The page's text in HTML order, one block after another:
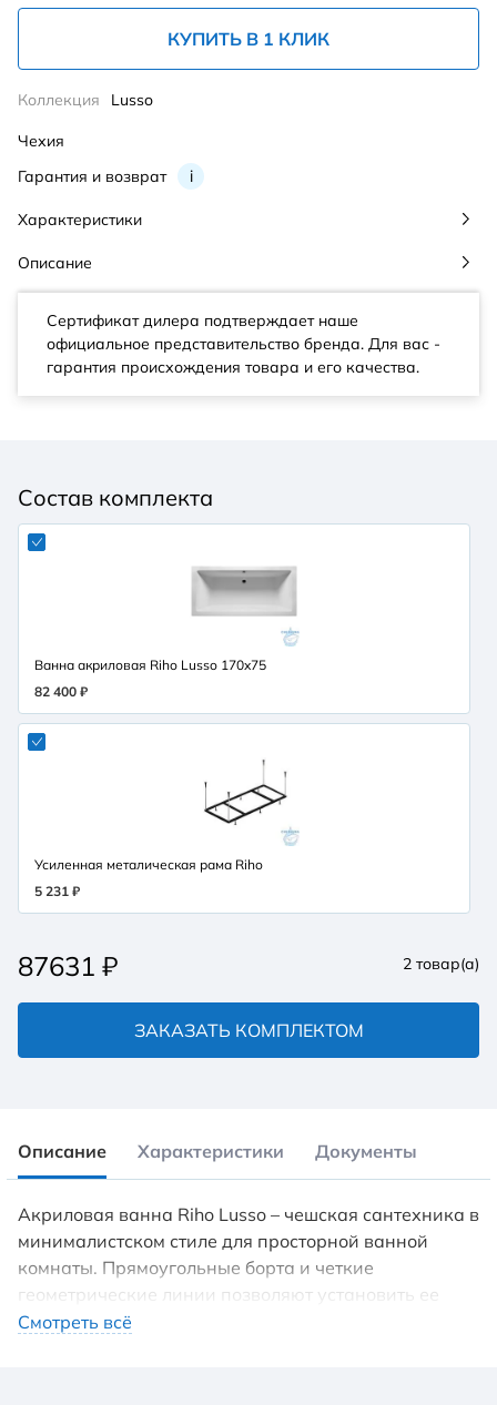
КУПИТЬ В 1 КЛИК
Гарантия и возврат i
Коллекция Lusso
Чехия
Характеристики
Описание
Сертификат дилера подтверждает наше
официальное представительство бренда. Для вас -
гарантия происхождения товара и его качества.
Состав комплекта
Ванна акриловая Riho Lusso 170x75
82 400 ₽
Усиленная металическая рама Riho
5 231 ₽
ЗАКАЗАТЬ КОМПЛЕКТОМ
2 товар(а)
87631 ₽
Описание Характеристики Документы
Акриловая ванна Riho Lusso – чешская сантехника в
минималистском стиле для просторной ванной
комнаты. Прямоугольные борта и четкие
геометрические линии позволяют установить ее
вдоль всей стены, дополнив фронтальной панелью.
Смотреть всё